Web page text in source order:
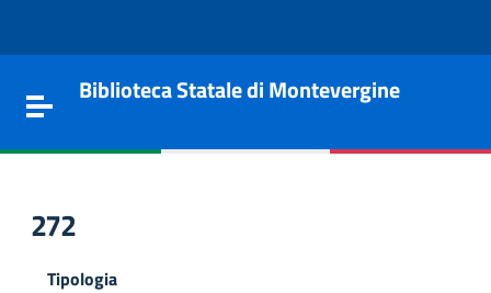
Toggle navigation
Biblioteca Statale di Montevergine
272
Tipologia